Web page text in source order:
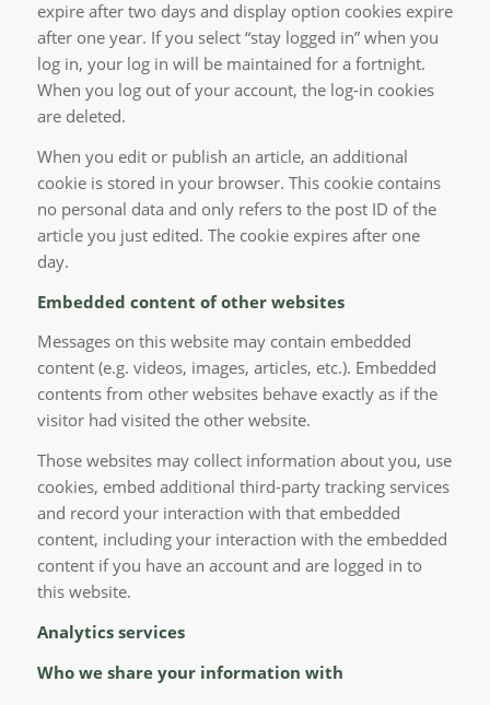
expire after two days and display option cookies expire
after one year. If you select “stay logged in” when you
log in, your log in will be maintained for a fortnight.
When you log out of your account, the log-in cookies
are deleted.
When you edit or publish an article, an additional
cookie is stored in your browser. This cookie contains
no personal data and only refers to the post ID of the
article you just edited. The cookie expires after one
day.
Embedded content of other websites
Messages on this website may contain embedded
content (e.g. videos, images, articles, etc.). Embedded
contents from other websites behave exactly as if the
visitor had visited the other website.
Those websites may collect information about you, use
cookies, embed additional third-party tracking services
and record your interaction with that embedded
content, including your interaction with the embedded
content if you have an account and are logged in to
this website.
Analytics services
Who we share your information with